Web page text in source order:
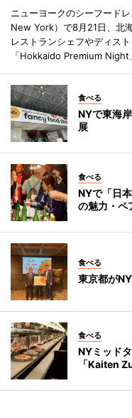
ニューヨークのシーフード
New York）で8月21日、北
レストランシェフやディス
「Hokkaido Premium Night
食べる
NYで東海
展
食べる
NYで「日
の魅力・ペ
食べる
東京都が
食べる
NYミッド
「Kaiten